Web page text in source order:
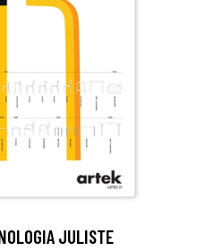
JULISTE